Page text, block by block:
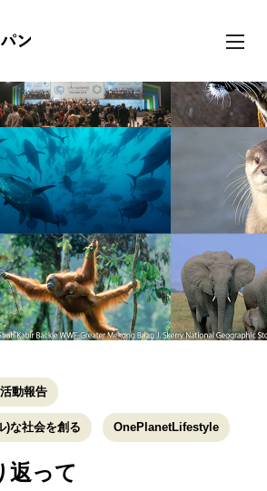
toggle
活動報告
)な社会を創る OnePlanetLifestyle
返って